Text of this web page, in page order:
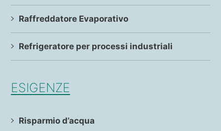
Raffreddatore Evaporativo
Refrigeratore per processi industriali
ESIGENZE
Risparmio d’acqua